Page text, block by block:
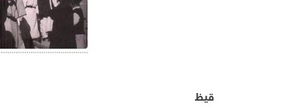
قيظ